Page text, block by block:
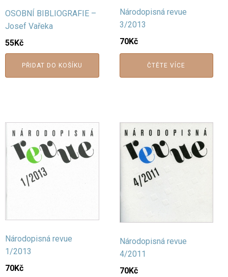
OSOBNÍ BIBLIOGRAFIE –
Josef Vařeka
55Kč
PŘIDAT DO KOŠÍKU
Národopisná revue
3/2013
70Kč
ČTĚTE VÍCE
Národopisná revue
1/2013
70Kč
Národopisná revue
4/2011
70Kč